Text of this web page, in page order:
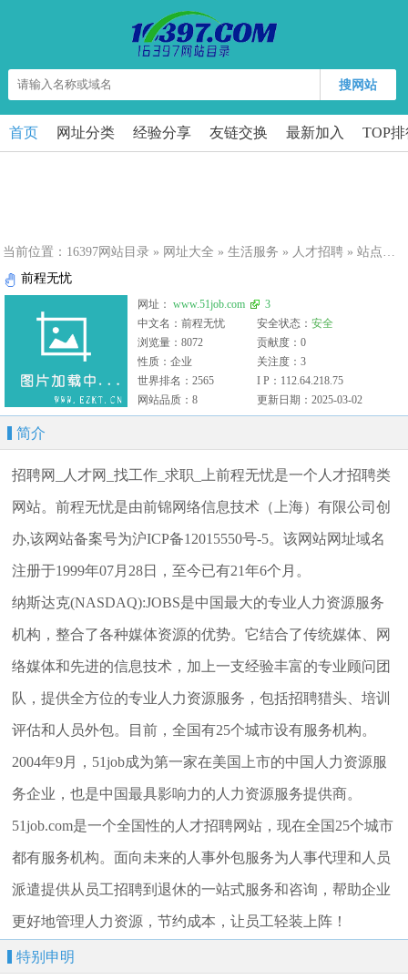
搜网站
首页 网址分类 经验分享 友链交换 最新加入 TOP
当前位置： 16397网站目录 » 网址大全 » 生活服务 » 人才招聘 » 站点详细
前程无忧
网址： www.51job.com
3
中文名：前程无忧
安全状态：安全
浏览量：8072
贡献度：0
性质：企业
关注度：3
世界排名：2565
I P：112.64.218.75
网站品质：8
更新日期：2025-03-02
简介
招聘网_人才网_找工作_求职_上前程无忧是一个人才招聘类
网站。前程无忧是由前锦网络信息技术（上海）有限公司创
办,该网站备案号为沪ICP备12015550号-5。该网站网址域名
注册于1999年07月28日，至今已有21年6个月。
纳斯达克(NASDAQ):JOBS是中国最大的专业人力资源服务
机构，整合了各种媒体资源的优势。它结合了传统媒体、网
络媒体和先进的信息技术，加上一支经验丰富的专业顾问团
队，提供全方位的专业人力资源服务，包括招聘猎头、培训
评估和人员外包。目前，全国有25个城市设有服务机构。
2004年9月，51job成为第一家在美国上市的中国人力资源服
务企业，也是中国最具影响力的人力资源服务提供商。
51job.com是一个全国性的人才招聘网站，现在全国25个城市
都有服务机构。面向未来的人事外包服务为人事代理和人员
派遣提供从员工招聘到退休的一站式服务和咨询，帮助企业
更好地管理人力资源，节约成本，让员工轻装上阵！
特别申明